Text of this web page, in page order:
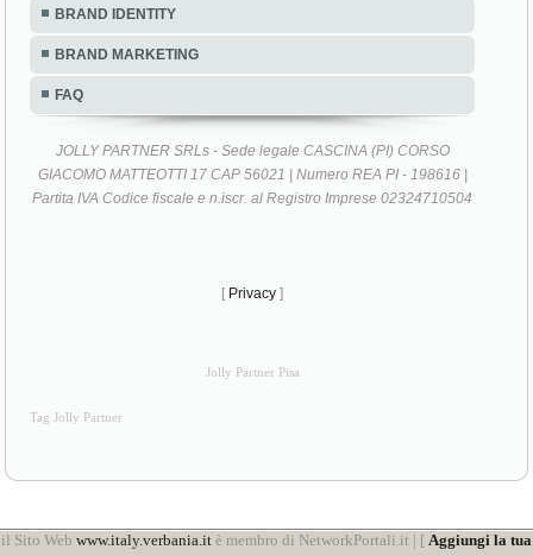
BRAND IDENTITY
BRAND MARKETING
FAQ
JOLLY PARTNER SRLs - Sede legale CASCINA (PI) CORSO
GIACOMO MATTEOTTI 17 CAP 56021 | Numero REA PI - 198616 |
Partita IVA Codice fiscale e n.iscr. al Registro Imprese 02324710504
[ Privacy ]
Jolly Partner Pisa
Tag Jolly Partner
il Sito Web www.italy.verbania.it è membro di NetworkPortali.it | [ Aggiungi la tua